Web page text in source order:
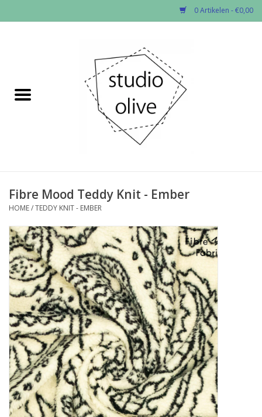
0 Artikelen - €0,00
✂︎Nieuw
Fournituren
Workshops
Diy pakketten
Studio Olive inspireert....
Fibre Mood Teddy Knit - Ember
HOME/TEDDY KNIT - EMBER